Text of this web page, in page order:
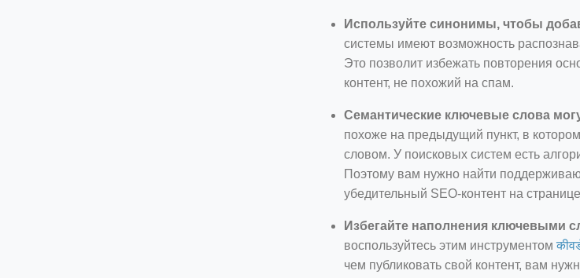
Используйте синонимы, чтобы
системы имеют возможность
Это позволит избежать повторения
контент, не похожий на спам.
Семантические ключевые слова
похоже на предыдущий пункт, в
словом. У поисковых систем есть
Поэтому вам нужно найти
убедительный SEO-контент на
Избегайте наполнения ключевыми
воспользуйтесь этим инструментом
чем публиковать свой контент, вам